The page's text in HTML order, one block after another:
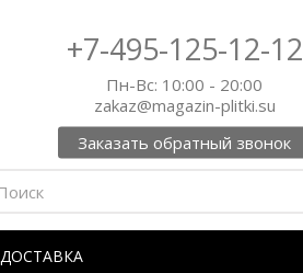
+7-495-125-12-12
Пн-Вс: 10:00 - 20:00
zakaz@magazin-plitki.su
Заказать обратный звонок
ДОСТАВКА